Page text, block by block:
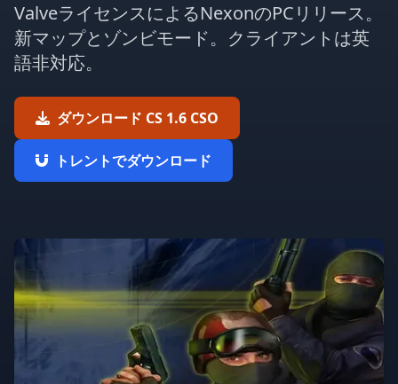
ValveライセンスによるNexonのPCリリース。
新マップとゾンビモード。クライアントは英
語非対応。
ダウンロード CS 1.6 CSO
トレントでダウンロード